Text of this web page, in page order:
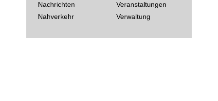
Nachrichten
Nahverkehr
Veranstaltungen
Verwaltung